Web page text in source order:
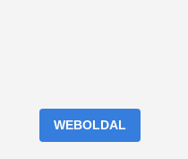
WEBOLDAL